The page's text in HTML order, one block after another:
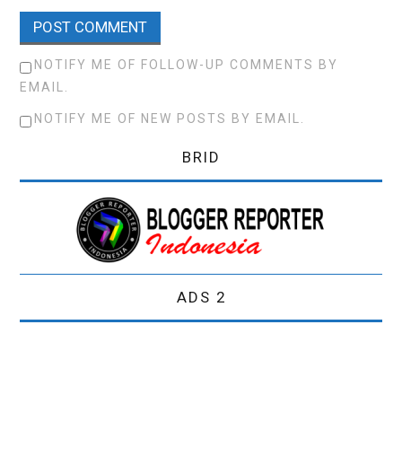
NOTIFY ME OF FOLLOW-UP COMMENTS BY
EMAIL.
NOTIFY ME OF NEW POSTS BY EMAIL.
BRID
ADS 2